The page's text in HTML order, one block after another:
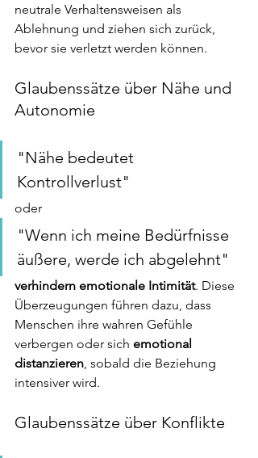
neutrale Verhaltensweisen als
Ablehnung und ziehen sich zurück,
bevor sie verletzt werden können.
Glaubenssätze über Nähe und
Autonomie
"Nähe bedeutet
Kontrollverlust"
oder
"Wenn ich meine Bedürfnisse
äußere, werde ich abgelehnt"
verhindern emotionale Intimität. Diese
Überzeugungen führen dazu, dass
Menschen ihre wahren Gefühle
verbergen oder sich emotional
distanzieren, sobald die Beziehung
intensiver wird.
Glaubenssätze über Konflikte